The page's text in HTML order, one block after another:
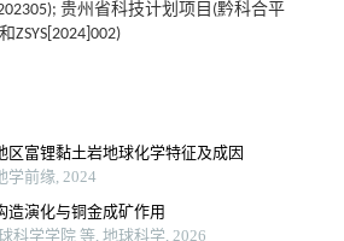
贵州省科技计划项目(黔科合平
ZSYS[2024]002)